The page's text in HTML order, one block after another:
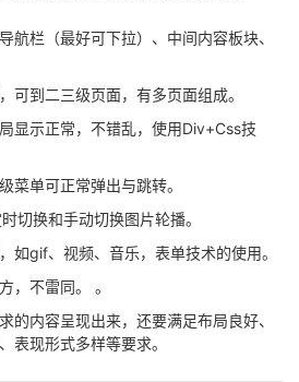
航栏（最好可下拉）、中间内容板块、
可到二三级页面，有多页面组成。
显示正常，不错乱，使用Div+Css技
菜单可正常弹出与跳转。
切换和手动切换图片轮播。
如gif、视频、音乐，表单技术的使用。
，不雷同。 。
的内容呈现出来，还要满足布局良好、
表现形式多样等要求。